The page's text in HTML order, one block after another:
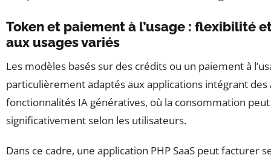
Token et paiement à l’usage : flexibilité
aux usages variés
Les modèles basés sur des crédits ou un paiement à
particulièrement adaptés aux applications intégrant des
fonctionnalités IA génératives, où la consommation
significativement selon les utilisateurs.
Dans ce cadre, une application PHP SaaS peut facturer